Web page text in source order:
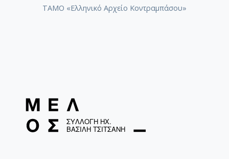
ΤΑΜΟ «Ελληνικό Αρχείο Κοντραμπάσου»